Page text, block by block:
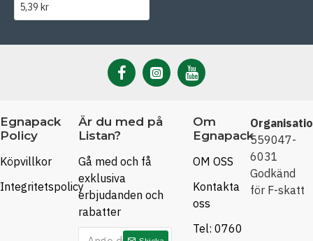
5,39 kr
Egnapack
Policy
Köpvillkor
Integritetspolicy
Är du med på
Listan?
Gå med och få
exklusiva
erbjudanden och
rabatter
Om
Egnapack
OM OSS
Kontakta
oss
Tel: 0760
559047-
6031
Godkänd
för F-skatt